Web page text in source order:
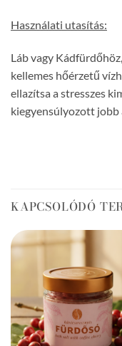
Használati utasítás:
Láb vagy
kellemes hőérzetű
ellazítsa a stresszes
kiegyensúlyozott
KAPCSOLÓDÓ